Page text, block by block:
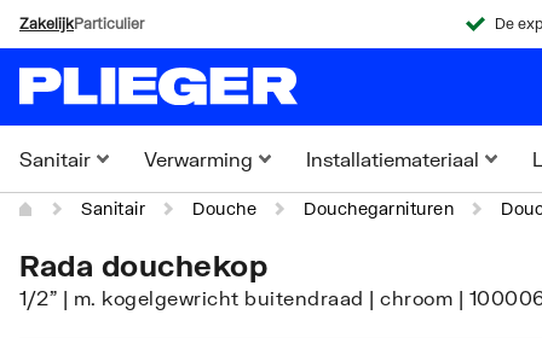
ZakelijkParticulier De
Sanitair Verwarming Installatiemateriaal
Sanitair Douche Douchegarnituren
Rada douchekop
1/2" | m. kogelgewricht buitendraad | chroom |